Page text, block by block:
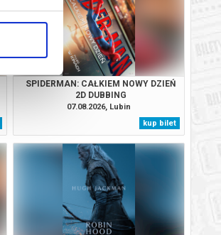
SPIDERMAN: CAŁKIEM NOWY DZIEŃ
2D DUBBING
07.08.2026, Lubin
kup bilet